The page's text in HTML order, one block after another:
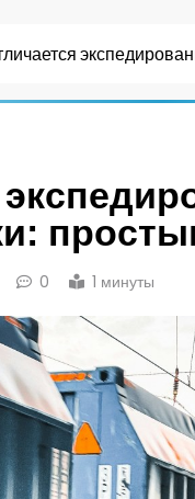
0 1 минуты